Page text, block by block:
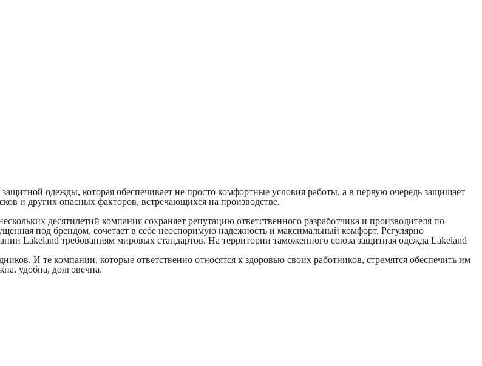
одежды, которая обеспечивает не просто комфортные условия работы, а в первую очередь защищает
и других опасных факторов, встречающихся на производстве.
десятилетий компания сохраняет репутацию ответственного разработчика и производителя по-
под брендом, сочетает в себе неоспоримую надежность и максимальный комфорт. Регулярно
Lakeland требованиям мировых стандартов. На территории таможенного союза защитная одежда Lakeland
И те компании, которые ответственно относятся к здоровью своих работников, стремятся обеспечить им
удобна, долговечна.